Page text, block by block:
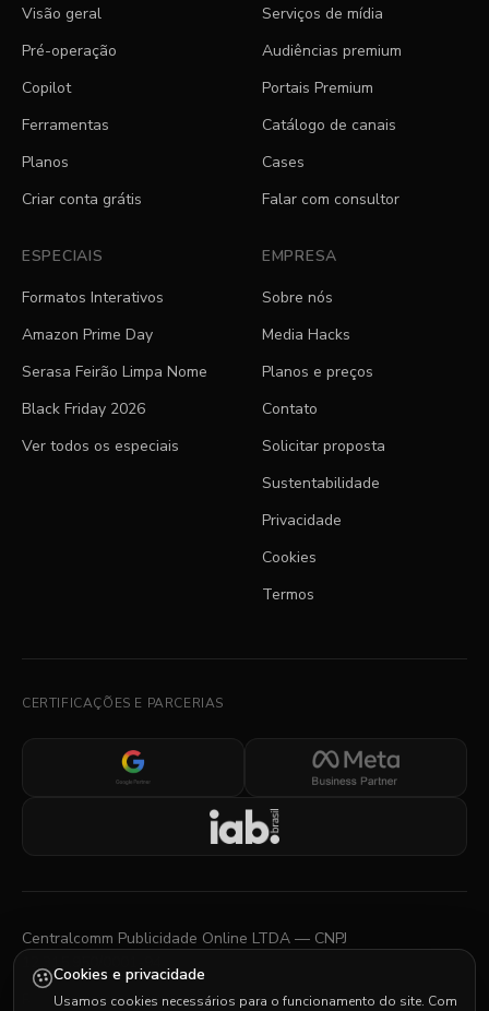
Visão geral
Pré-operação
Copilot
Ferramentas
Planos
Criar conta grátis
Serviços de mídia
Audiências premium
Portais Premium
Catálogo de canais
Cases
Falar com consultor
ESPECIAIS
Formatos Interativos
Amazon Prime Day
Serasa Feirão Limpa Nome
Black Friday 2026
Ver todos os especiais
EMPRESA
Sobre nós
Media Hacks
Planos e preços
Contato
Solicitar proposta
Sustentabilidade
Privacidade
Cookies
Termos
CERTIFICAÇÕES E PARCERIAS
Centralcomm Publicidade Online LTDA — CNPJ
Rua Sergipe, 1440 — Savassi, Belo Horizonte, MG
Cookies e privacidade
Usamos cookies necessários para o funcionamento do site. Com